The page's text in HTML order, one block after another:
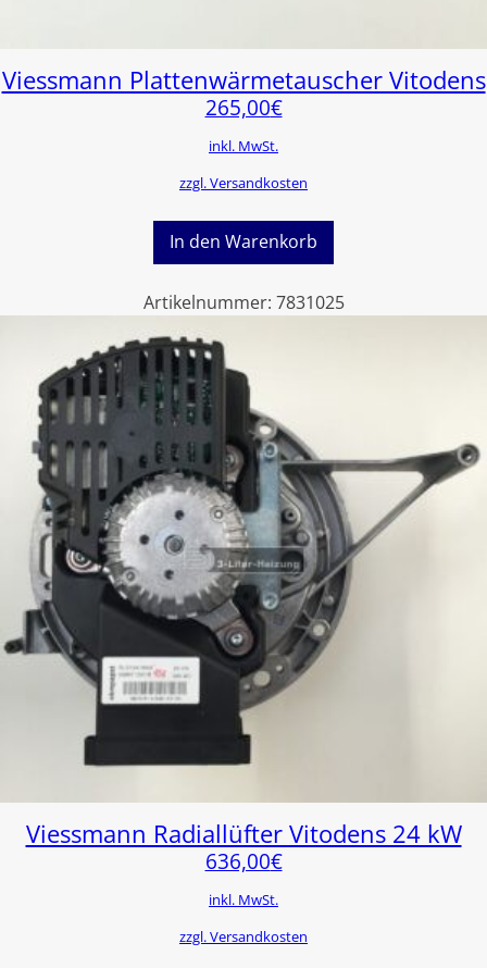
Viessmann Plattenwärmetauscher Vitodens
265,00€
inkl. MwSt.
zzgl. Versandkosten
In den Warenkorb
Artikelnummer: 7831025
Viessmann Radiallüfter Vitodens 24 kW
636,00€
inkl. MwSt.
zzgl. Versandkosten